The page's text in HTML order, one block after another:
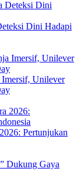
Dini Hadapi
Unilever
Pertunjukan